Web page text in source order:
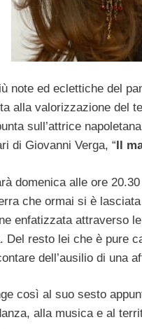
note ed eclettiche del
alla valorizzazione del
sull’attrice napoletana
di Giovanni Verga, “ Il
domenica alle ore
che ormai si è
enfatizzata attraverso
Del resto lei che è pure
dell’ausilio di una
così al suo sesto
alla musica e al